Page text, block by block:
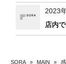
2023
店内
SORA » MAIN »